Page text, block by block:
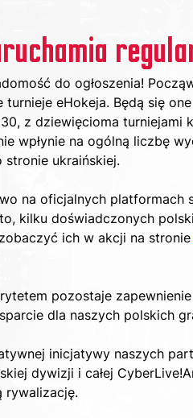
do ogłoszenia!
turnieje eHokeja. Będą się
z dziewięcioma turniejami
wpłynie na ogólną liczbę
ukraińskiej.
na oficjalnych platformach
kilku doświadczonych
ich w akcji na stronie
pozostaje
dla naszych polskich
inicjatywy naszych
dywizji i całej
rywalizację.